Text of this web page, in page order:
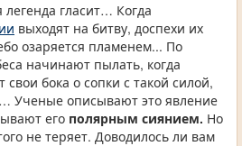
гласит… Когда
выходят на битву, доспехи их
озаряется пламенем... По
начинают пылать, когда
бока о сопки с такой силой,
Ученые описывают это явление
его полярным сиянием. Но
не теряет. Доводилось ли вам